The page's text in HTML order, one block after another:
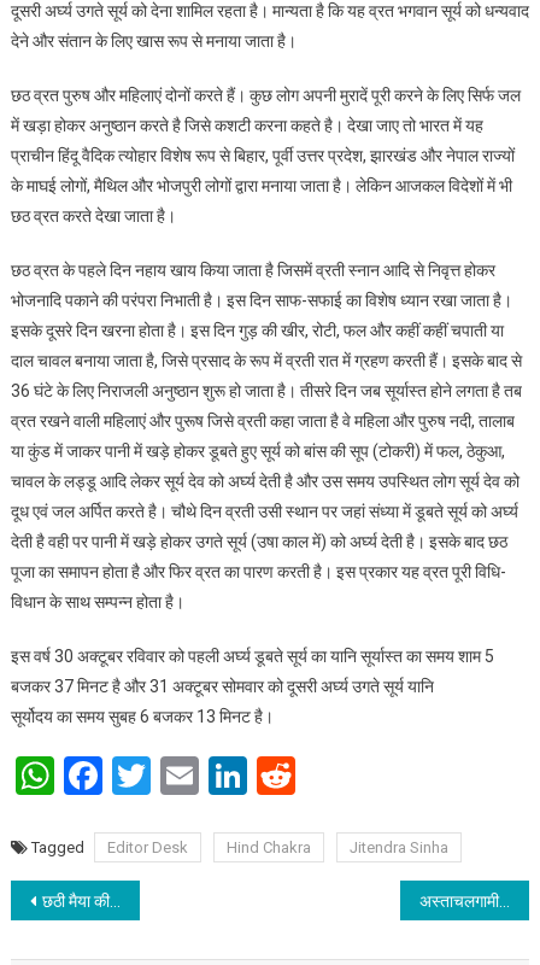
दूसरी अर्घ्य उगते सूर्य को देना शामिल रहता है। मान्यता है कि यह व्रत भगवान सूर्य को धन्यवाद
देने और संतान के लिए खास रूप से मनाया जाता है।
छठ व्रत पुरुष और महिलाएं दोनों करते हैं। कुछ लोग अपनी मुरादें पूरी करने के लिए सिर्फ जल
में खड़ा होकर अनुष्ठान करते है जिसे कशटी करना कहते है। देखा जाए तो भारत में यह
प्राचीन हिंदू वैदिक त्योहार विशेष रूप से बिहार, पूर्वी उत्तर प्रदेश, झारखंड और नेपाल राज्यों
के माघई लोगों, मैथिल और भोजपुरी लोगों द्वारा मनाया जाता है। लेकिन आजकल विदेशों में भी
छठ व्रत करते देखा जाता है।
छठ व्रत के पहले दिन नहाय खाय किया जाता है जिसमें व्रती स्नान आदि से निवृत्त होकर
भोजनादि पकाने की परंपरा निभाती है। इस दिन साफ-सफाई का विशेष ध्यान रखा जाता है।
इसके दूसरे दिन खरना होता है। इस दिन गुड़ की खीर, रोटी, फल और कहीं कहीं चपाती या
दाल चावल बनाया जाता है, जिसे प्रसाद के रूप में व्रती रात में ग्रहण करती हैं। इसके बाद से
36 घंटे के लिए निराजली अनुष्ठान शुरू हो जाता है। तीसरे दिन जब सूर्यास्त होने लगता है तब
व्रत रखने वाली महिलाएं और पुरूष जिसे व्रती कहा जाता है वे महिला और पुरुष नदी, तालाब
या कुंड में जाकर पानी में खड़े होकर डूबते हुए सूर्य को बांस की सूप (टोकरी) में फल, ठेकुआ,
चावल के लड्डू आदि लेकर सूर्य देव को अर्घ्य देती है और उस समय उपस्थित लोग सूर्य देव को
दूध एवं जल अर्पित करते है। चौथे दिन व्रती उसी स्थान पर जहां संध्या में डूबते सूर्य को अर्घ्य
देती है वही पर पानी में खड़े होकर उगते सूर्य (उषा काल में) को अर्घ्य देती है। इसके बाद छठ
पूजा का समापन होता है और फिर व्रत का पारण करती है। इस प्रकार यह व्रत पूरी विधि-
विधान के साथ सम्पन्न होता है।
इस वर्ष 30 अक्टूबर रविवार को पहली अर्घ्य डूबते सूर्य का यानि सूर्यास्त का समय शाम 5
बजकर 37 मिनट है और 31 अक्टूबर सोमवार को दूसरी अर्घ्य उगते सूर्य यानि
सूर्योदय का समय सुबह 6 बजकर 13 मिनट है।
WhatsApp
Facebook
Twitter
EmailLinkedIn
Reddit
Tagged Editor Desk Hind Chakra Jitendra Sinha
Post navigation
छठी मैया की महिमा अपरम्पार : राजीव रंजन प्रसाद अस्ताचलगामी सूर्य को दिया गया अर्घ्य